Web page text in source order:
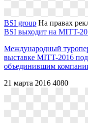
BSI group На правах
BSI выходит на MITT-
Международный
выставке MITT-2016
объединившим
21 марта 2016 4080